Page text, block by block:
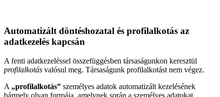
Automatizált döntéshozatal és profilalkotás az
adatkezelés kapcsán
A fenti adatkezeléssel összefüggésben társaságunkon keresztül
profilalkotás valósul meg. Társaságunk profilalkotást nem végez.
A „profilalkotás” személyes adatok automatizált kezelésének
bármely olyan formája, amelynek során a személyes adatokat